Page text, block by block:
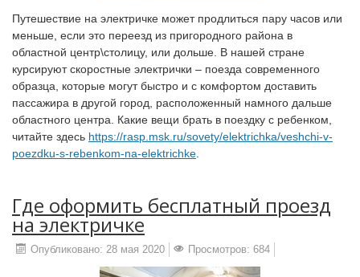
Путешествие на электричке может продлиться пару часов или
меньше, если это переезд из пригородного района в
областной центр\столицу, или дольше. В нашей стране
курсируют скоростные электрички – поезда современного
образца, которые могут быстро и с комфортом доставить
пассажира в другой город, расположенный намного дальше
областного центра. Какие вещи брать в поездку с ребенком,
читайте здесь https://rasp.msk.ru/sovety/elektrichka/veshchi-v-
poezdku-s-rebenkom-na-elektrichke
Где оформить бесплатный проезд
на электричке
Опубликовано: 28 мая 2020 Просмотров: 684